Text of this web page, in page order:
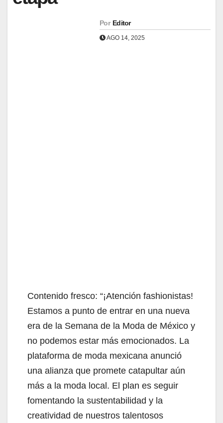
Por Editor
AGO 14, 2025
Contenido fresco: “¡Atención fashionistas!
Estamos a punto de entrar en una nueva
era de la Semana de la Moda de México y
no podemos estar más emocionados. La
plataforma de moda mexicana anunció
una alianza que promete catapultar aún
más a la moda local. El plan es seguir
fomentando la sustentabilidad y la
creatividad de nuestros talentosos